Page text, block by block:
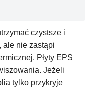
czystsze i
ale nie zastąpi
Płyty EPS
Jeżeli
tylko przykryje